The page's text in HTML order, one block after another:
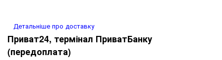
Детальніше про доставку
Приват24, термінал ПриватБанку
(передоплата)